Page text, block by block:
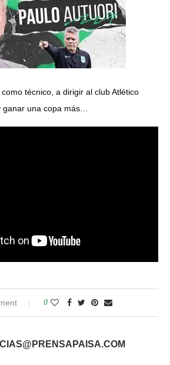
técnico, a dirigir al club Atlético
una copa más…
0